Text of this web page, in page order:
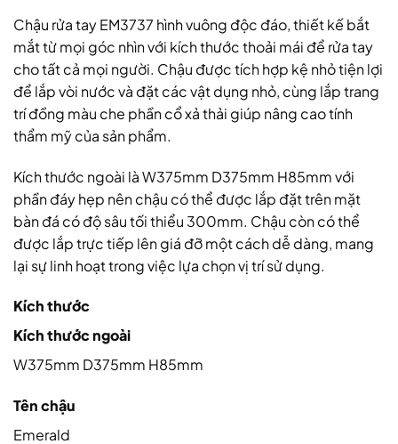
Chậu rửa tay EM3737 hình vuông độc đáo, thiết kế bắt
mắt từ mọi góc nhìn với kích thước thoải mái để rửa tay
cho tất cả mọi người. Chậu được tích hợp kệ nhỏ tiện lợi
để lắp vòi nước và đặt các vật dụng nhỏ, cùng lắp trang
trí đồng màu che phần cổ xả thải giúp nâng cao tính
thẩm mỹ của sản phẩm.
Kích thước ngoài là W375mm D375mm H85mm với
phần đáy hẹp nên chậu có thể được lắp đặt trên mặt
bàn đá có độ sâu tối thiểu 300mm. Chậu còn có thể
được lắp trực tiếp lên giá đỡ một cách dễ dàng, mang
lại sự linh hoạt trong việc lựa chọn vị trí sử dụng.
Kích thước
Kích thước ngoài
W375mm D375mm H85mm
Tên chậu
Emerald